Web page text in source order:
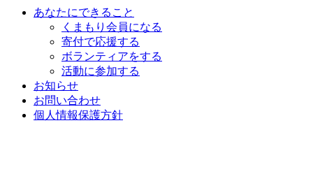
あなたにできること
くまもり会員になる
寄付で応援する
ボランティアをする
活動に参加する
お知らせ
お問い合わせ
個人情報保護方針